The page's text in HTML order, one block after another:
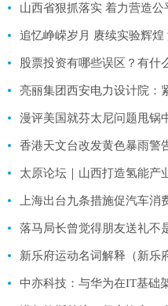
山西省狠抓落实 着力营造
追忆峥嵘岁月 赓续实验辉煌
股票投资有哪些误区？有什
漫评美国就芬太尼问题甩锅
香港天文台改发黄色暴雨警
上海出台九条措施促汽车消
新乐府运动名词解释（新乐
中亦科技：与华为在IT基础